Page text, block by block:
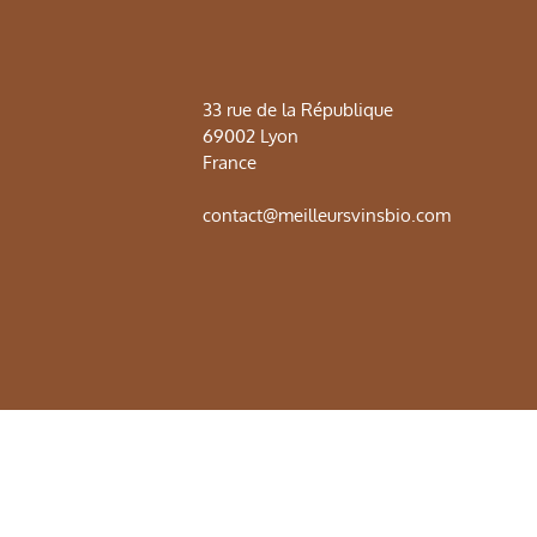
33 rue de la République
69002 Lyon
France
contact@meilleursvinsbio.com